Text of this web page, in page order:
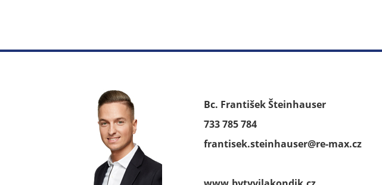
Bc. František Šteinhauser
733 785 784
frantisek.steinhauser@re-max.cz